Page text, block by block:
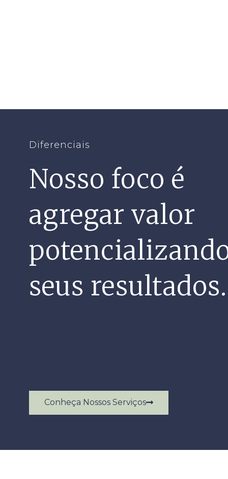
Diferenciais
Nosso foco é
agregar valor
seus resultados.
Conheça Nossos Serviços